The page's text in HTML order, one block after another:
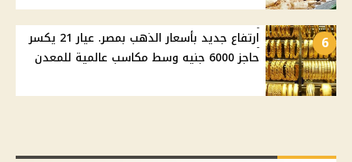
6
ارتفاع جديد بأسعار الذهب بمصر. عيار 21 يكسر
حاجز 6000 جنيه وسط مكاسب عالمية للمعدن